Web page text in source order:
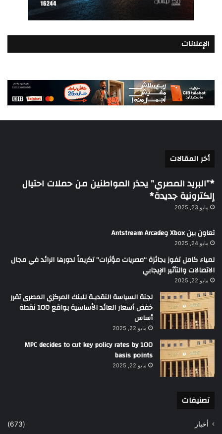
الإعلانات
أخر المقالات
*”البريد المصري” يحذر المواطنين من حملات احتيال
إلكترونية جديدة*
مايو 23, 2025
تعاون بين Xbox وAntstream Arcade
مايو 24, 2025
لمياء كامل تفوز بجائزة “مصريات مؤثرات” تكريماً لدورها الرائد في مجال
الاتصالات والتأثير الإيجابي
مايو 22, 2025
لجنة السياسة النقديـة للبنك المركزي المصرى تقرر
خفض أسعار العائد الأساسية بواقع 100 نقطة
أساس
مايو 22, 2025
MPC decides to cut key policy rates by 100
basis points
مايو 22, 2025
تصنيفات
أخبار
(673)